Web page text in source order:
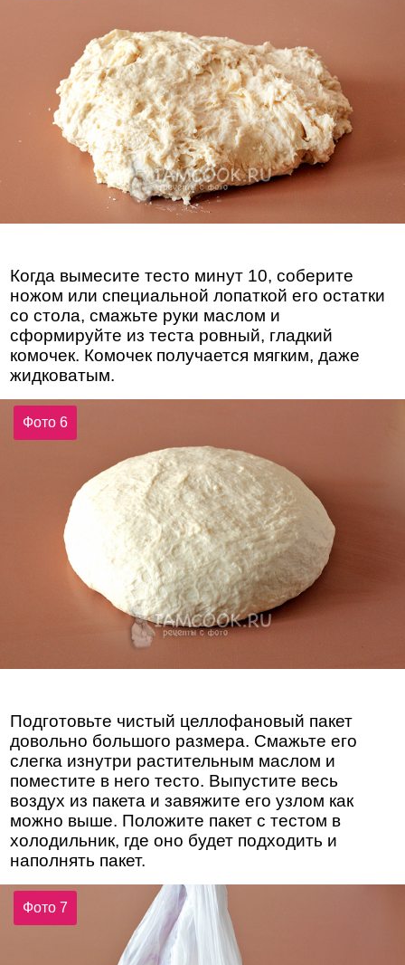
Когда вымесите тесто минут 10, соберите
ножом или специальной лопаткой его остатки
со стола, смажьте руки маслом и
сформируйте из теста ровный, гладкий
комочек. Комочек получается мягким, даже
жидковатым.
Фото 6
Подготовьте чистый целлофановый пакет
довольно большого размера. Смажьте его
слегка изнутри растительным маслом и
поместите в него тесто. Выпустите весь
воздух из пакета и завяжите его узлом как
можно выше. Положите пакет с тестом в
холодильник, где оно будет подходить и
наполнять пакет.
Фото 7